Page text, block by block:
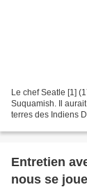
Le chef Seatle [1]
Suquamish. Il
terres des Indiens
Entretien
nous se